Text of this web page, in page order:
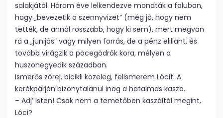
salakjától. Három éve lelkendezve mondták a faluban,
hogy „bevezetik a szennyvizet” (még jó, hogy nem
tették, de annál rosszabb, hogy ki sem), mert megvan
rá a „junijós” vagy milyen forrás, de a pénz elillant, és
tovább virágzik a pöcegödrök kora, mélyen a
huszonegyedik században.
Ismerős zörej, bicikli közeleg, felismerem Lócit. A
kerékpárján bizonytalanul inog a hatalmas kasza.
– Adj’ Isten! Csak nem a temetőben kaszáltál megint,
Lóci?